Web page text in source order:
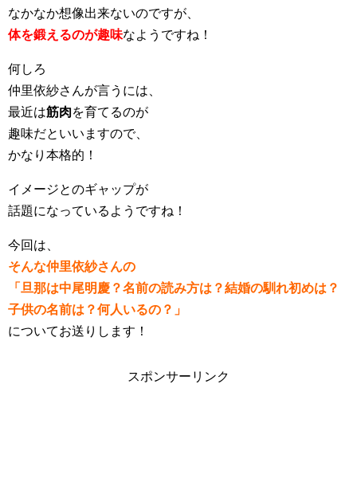
なかなか想像出来ないのですが、
体を鍛えるのが趣味なようですね！
何しろ
仲里依紗さんが言うには、
最近は筋肉を育てるのが
趣味だといいますので、
かなり本格的！
イメージとのギャップが
話題になっているようですね！
今回は、
そんな仲里依紗さんの
「旦那は中尾明慶？名前の読み方は？結婚の馴れ初めは？
子供の名前は？何人いるの？」
についてお送りします！
スポンサーリンク